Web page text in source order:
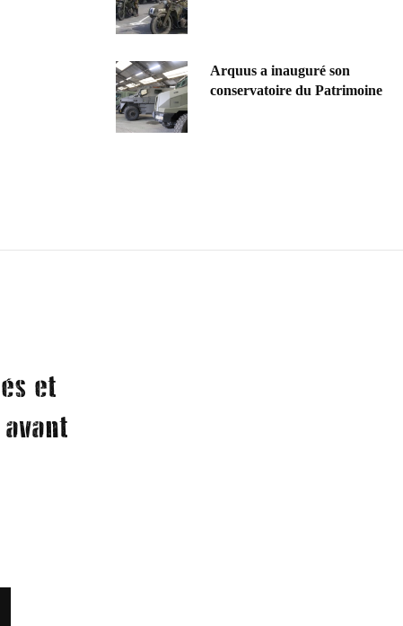
Arquus a inauguré son
conservatoire du Patrimoine
et